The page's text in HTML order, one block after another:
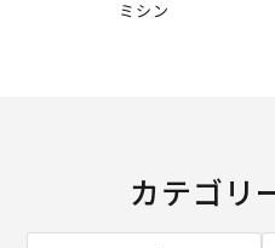
ミシン
カテゴリ